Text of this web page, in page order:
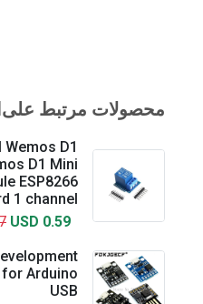
محصولات مرتبط
Wemos D1
D1 Mini
ESP8266
1 channel
USD 0.59
for Arduino
USB